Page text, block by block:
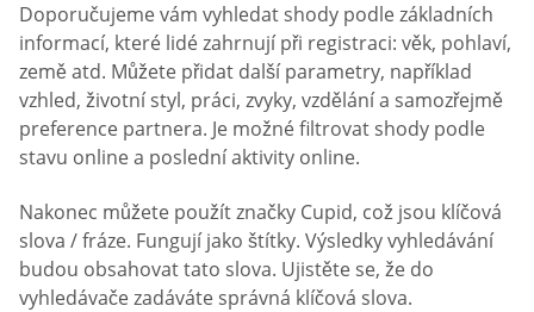
Doporučujeme vám vyhledat shody podle základních
informací, které lidé zahrnují při registraci: věk, pohlaví,
země atd. Můžete přidat další parametry, například
vzhled, životní styl, práci, zvyky, vzdělání a samozřejmě
preference partnera. Je možné filtrovat shody podle
stavu online a poslední aktivity online.
Nakonec můžete použít značky Cupid, což jsou klíčová
slova / fráze. Fungují jako štítky. Výsledky vyhledávání
budou obsahovat tato slova. Ujistěte se, že do
vyhledávače zadáváte správná klíčová slova.